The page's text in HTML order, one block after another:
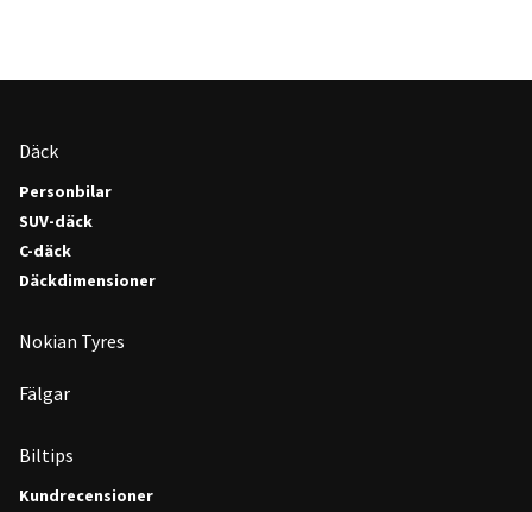
Däck
Personbilar
SUV-däck
C-däck
Däckdimensioner
Nokian Tyres
Fälgar
Biltips
Kundrecensioner